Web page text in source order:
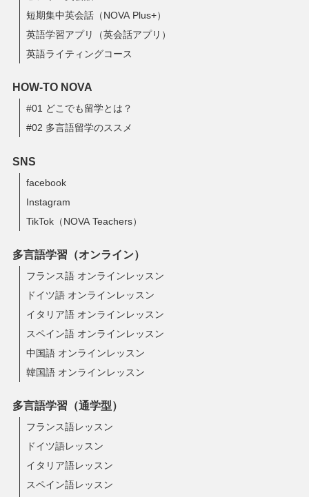
短期集中英会話（NOVA Plus+）
英語学習アプリ（英会話アプリ）
英語ライティングコース
HOW-TO NOVA
#01 どこでも留学とは？
#02 多言語留学のススメ
SNS
facebook
Instagram
TikTok（NOVA Teachers）
多言語学習（オンライン）
フランス語 オンラインレッスン
ドイツ語 オンラインレッスン
イタリア語 オンラインレッスン
スペイン語 オンラインレッスン
中国語 オンラインレッスン
韓国語 オンラインレッスン
多言語学習（通学型）
フランス語レッスン
ドイツ語レッスン
イタリア語レッスン
スペイン語レッスン